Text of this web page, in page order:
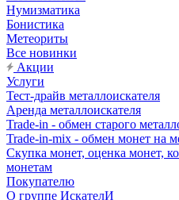
Нумизматика
Бонистика
Метеориты
Все новинки
Акции
Услуги
Тест-драйв металлоискателя
Аренда металлоискателя
Trade-in - обмен старого
Trade-in-mix - обмен монет на
Скупка монет, оценка монет,
монетам
Покупателю
О группе ИскателИ